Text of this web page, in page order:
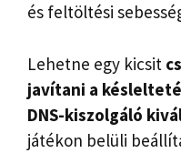
és feltöltési
Lehetne egy kicsit
javítani a
DNS-kiszolgáló
játékon belüli